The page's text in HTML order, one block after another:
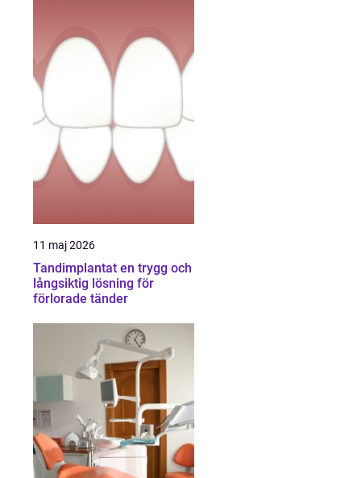
11 maj 2026
Tandimplantat en trygg och
långsiktig lösning för
förlorade tänder